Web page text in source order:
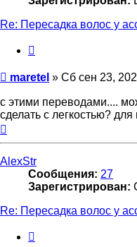
Re: Пересадка волос у
Сообщение
maretel » Сб сен 23,
с этими переводами....
сделать с легкостью?
AlexStr
Сообщения: 27
Зарегистрирован:
Re: Пересадка волос у